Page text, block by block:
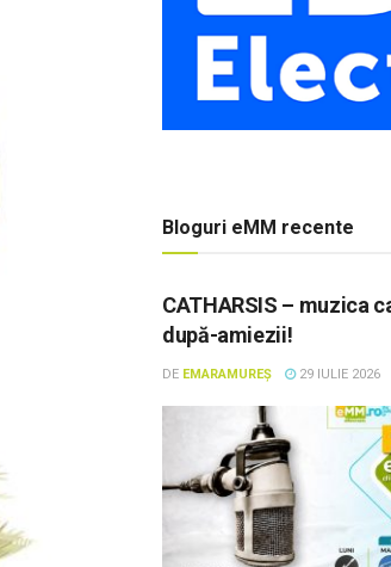
Bloguri eMM recente
CATHARSIS – muzica
după-amiezii!
DE EMARAMUREȘ 29 IULIE 2026